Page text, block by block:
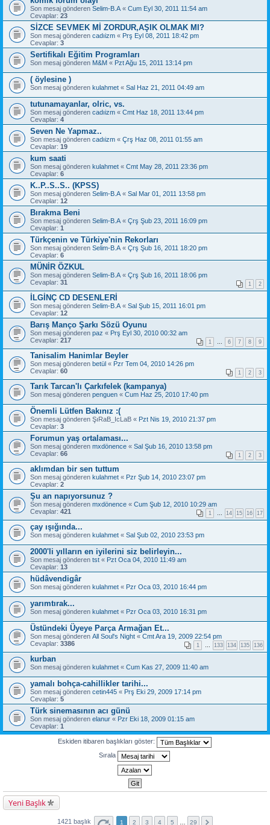
Son mesaj gönderen Selim-B.A « Cum Eyl 30, 2011 11:54 am
Cevaplar: 23
SİZCE SEVMEK Mİ ZORDUR,AŞIK OLMAK MI?
Son mesaj gönderen cadıizm « Prş Eyl 08, 2011 18:42 pm
Cevaplar: 3
Sertifikalı Eğitim Programları
Son mesaj gönderen M&M « Pzt Ağu 15, 2011 13:14 pm
( öylesine )
Son mesaj gönderen kulahmet « Sal Haz 21, 2011 04:49 am
tutunamayanlar, olric, vs.
Son mesaj gönderen cadıizm « Cmt Haz 18, 2011 13:44 pm
Cevaplar: 4
Seven Ne Yapmaz..
Son mesaj gönderen cadıizm « Çrş Haz 08, 2011 01:55 am
Cevaplar: 19
kum saati
Son mesaj gönderen kulahmet « Cmt May 28, 2011 23:36 pm
Cevaplar: 6
K..P..S..S.. (KPSS)
Son mesaj gönderen Selim-B.A « Sal Mar 01, 2011 13:58 pm
Cevaplar: 12
Bırakma Beni
Son mesaj gönderen Selim-B.A « Çrş Şub 23, 2011 16:09 pm
Cevaplar: 1
Türkçenin ve Türkiye'nin Rekorları
Son mesaj gönderen Selim-B.A « Çrş Şub 16, 2011 18:20 pm
Cevaplar: 6
MÜNİR ÖZKUL
Son mesaj gönderen Selim-B.A « Çrş Şub 16, 2011 18:06 pm
Cevaplar: 31 1 2
İLGİNÇ CD DESENLERİ
Son mesaj gönderen Selim-B.A « Sal Şub 15, 2011 16:01 pm
Cevaplar: 12
Barış Manço Şarkı Sözü Oyunu
Son mesaj gönderen paz « Prş Eyl 30, 2010 00:32 am
Cevaplar: 217 1 6 7 8 9
Tanisalim Hanimlar Beyler
Son mesaj gönderen betül « Pzr Tem 04, 2010 14:26 pm
Cevaplar: 60 1 2 3
Tarık Tarcan'lı Çarkıfelek (kampanya)
Son mesaj gönderen penguen « Cum Haz 25, 2010 17:40 pm
Önemli Lütfen Bakınız :(
Son mesaj gönderen ŞıRaB_IcLaB « Pzt Nis 19, 2010 21:37 pm
Cevaplar: 3
Forumun yaş ortalaması...
Son mesaj gönderen mxdönence « Sal Şub 16, 2010 13:58 pm
Cevaplar: 66 1 2 3
aklımdan bir sen tuttum
Son mesaj gönderen kulahmet « Pzr Şub 14, 2010 23:07 pm
Cevaplar: 2
Şu an napıyorsunuz ?
Son mesaj gönderen mxdönence « Cum Şub 12, 2010 10:29 am
Cevaplar: 421 1 14 15 16 17
çay ışığında...
Son mesaj gönderen kulahmet « Sal Şub 02, 2010 23:53 pm
2000'li yılların en iyilerini siz belirleyin...
Son mesaj gönderen tst « Pzt Oca 04, 2010 11:49 am
Cevaplar: 13
hüdâvendigâr
Son mesaj gönderen kulahmet « Pzr Oca 03, 2010 16:44 pm
yarımtırak...
Son mesaj gönderen kulahmet « Pzr Oca 03, 2010 16:31 pm
Üstündeki Üyeye Parça Armağan Et...
Son mesaj gönderen All Soul's Night « Cmt Ara 19, 2009 22:54 pm
Cevaplar: 3386 1 133 134 135 136
kurban
Son mesaj gönderen kulahmet « Cum Kas 27, 2009 11:40 am
yamalı bohça-cahillikler tarihi...
Son mesaj gönderen cetin445 « Prş Eki 29, 2009 17:14 pm
Cevaplar: 5
Türk sinemasının acı günü
Son mesaj gönderen elanur « Pzr Eki 18, 2009 01:15 am
Cevaplar: 1
Eskiden itibaren başlıkları göster:
Sırala
Yeni Başlık
1421 başlık 1 2 3 4 5 29